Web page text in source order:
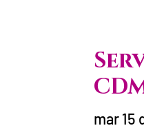
mar 15